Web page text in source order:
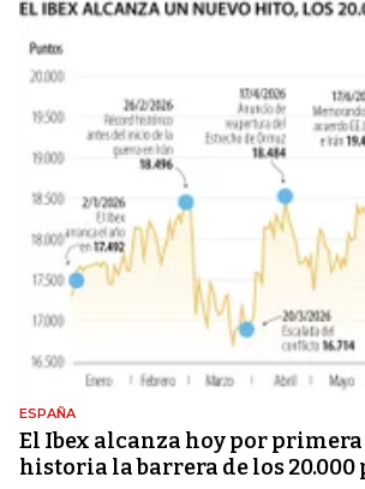
ESPAÑA
El Ibex alcanza hoy por primera
historia la barrera de los 20.000